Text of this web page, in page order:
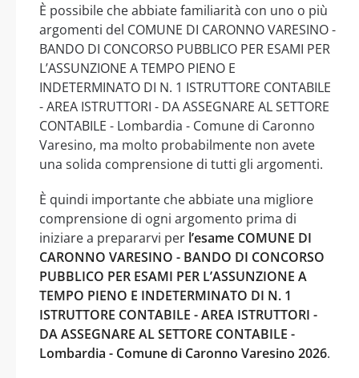
È possibile che abbiate familiarità con uno o più
argomenti del COMUNE DI CARONNO VARESINO -
BANDO DI CONCORSO PUBBLICO PER ESAMI PER
L’ASSUNZIONE A TEMPO PIENO E
INDETERMINATO DI N. 1 ISTRUTTORE CONTABILE
- AREA ISTRUTTORI - DA ASSEGNARE AL SETTORE
CONTABILE - Lombardia - Comune di Caronno
Varesino, ma molto probabilmente non avete
una solida comprensione di tutti gli argomenti.
È quindi importante che abbiate una migliore
comprensione di ogni argomento prima di
iniziare a prepararvi per l’esame COMUNE DI
CARONNO VARESINO - BANDO DI CONCORSO
PUBBLICO PER ESAMI PER L’ASSUNZIONE A
TEMPO PIENO E INDETERMINATO DI N. 1
ISTRUTTORE CONTABILE - AREA ISTRUTTORI -
DA ASSEGNARE AL SETTORE CONTABILE -
Lombardia - Comune di Caronno Varesino 2026.